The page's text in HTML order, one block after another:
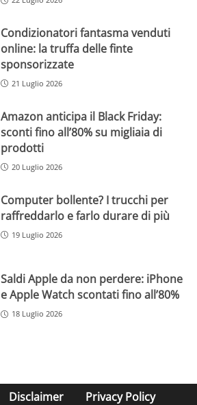
Condizionatori fantasma venduti
online: la truffa delle finte
sponsorizzate
21 Luglio 2026
Amazon anticipa il Black Friday:
sconti fino all’80% su migliaia di
prodotti
20 Luglio 2026
Computer bollente? I trucchi per
raffreddarlo e farlo durare di più
19 Luglio 2026
Saldi Apple da non perdere: iPhone
e Apple Watch scontati fino all’80%
18 Luglio 2026
Disclaimer Privacy Policy